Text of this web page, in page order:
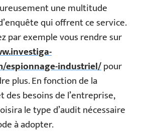
une multitude
qui offrent ce service.
par exemple vous rendre sur
espionnage-industriel/pour
plus. En fonction de la
des besoins de l’entreprise,
le type d’audit nécessaire
à adopter.